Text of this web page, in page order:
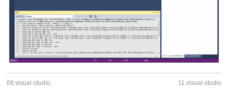
08.visual-studio 11.visual-studio